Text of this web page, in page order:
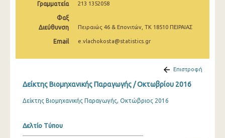
Μαρτίου 2025
Φεβρουαρίου 2025
Νοεμβρίου 2024
Οκτωβρίου 2024
Σεπτεμβρίου 2024
Γραμματεία 213 1352058
Φαξ
Διεύθυνση
Πειραιώς 46 & Επονιτών, ΤΚ 18510 ΠΕΙΡΑΙΑΣ
Email e.vlachokosta@statistics.gr
Επιστροφή
Δείκτης Βιομηχανικής Παραγωγής / Οκτωβρίου 2016
Δείκτης Βιομηχανικής Παραγωγής, Οκτώβριος 2016
Δελτίο Τύπου